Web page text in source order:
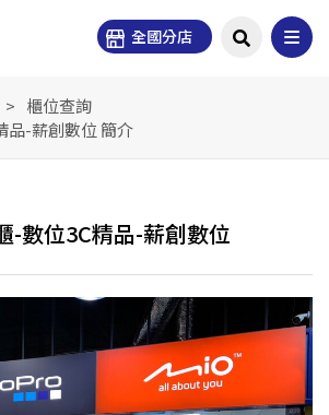
全國分店
櫃位查詢
品-薪創數位 簡介
-數位3C精品-薪創數位